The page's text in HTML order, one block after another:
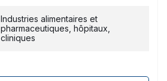
Industries alimentaires et
pharmaceutiques, hôpitaux,
cliniques